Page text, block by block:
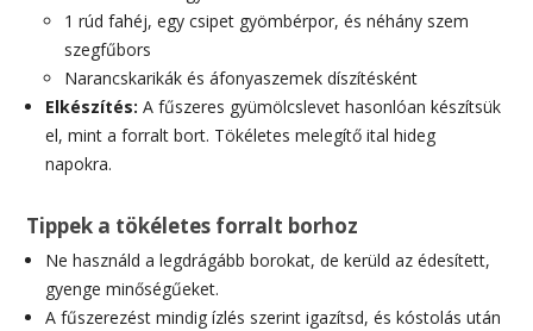
1 rúd fahéj, egy csipet gyömbérpor, és néhány szem
szegfűbors
Narancskarikák és áfonyaszemek díszítésként
Elkészítés: A fűszeres gyümölcslevet hasonlóan készítsük
el, mint a forralt bort. Tökéletes melegítő ital hideg
napokra.
Tippek a tökéletes forralt borhoz
Ne használd a legdrágább borokat, de kerüld az édesített,
gyenge minőségűeket.
A fűszerezést mindig ízlés szerint igazítsd, és kóstolás után